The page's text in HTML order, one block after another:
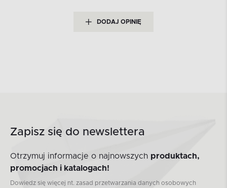
DODAJ OPINIĘ
Zapisz się do newslettera
Otrzymuj informacje o najnowszych produktach,
promocjach i katalogach!
Dowiedz się więcej nt. zasad przetwarzania danych osobowych